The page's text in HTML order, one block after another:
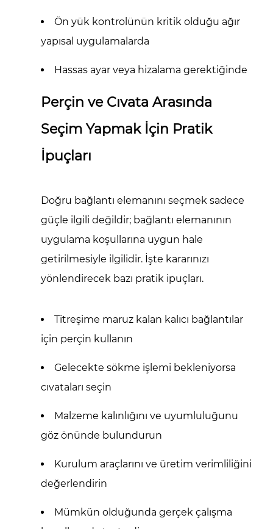
Ön yük kontrolünün kritik olduğu ağır
yapısal uygulamalarda
Hassas ayar veya hizalama gerektiğinde
Perçin ve Cıvata Arasında
Seçim Yapmak İçin Pratik
İpuçları
Doğru bağlantı elemanını seçmek sadece
güçle ilgili değildir; bağlantı elemanının
uygulama koşullarına uygun hale
getirilmesiyle ilgilidir. İşte kararınızı
yönlendirecek bazı pratik ipuçları.
Titreşime maruz kalan kalıcı bağlantılar
için perçin kullanın
Gelecekte sökme işlemi bekleniyorsa
cıvataları seçin
Malzeme kalınlığını ve uyumluluğunu
göz önünde bulundurun
Kurulum araçlarını ve üretim verimliliğini
değerlendirin
Mümkün olduğunda gerçek çalışma